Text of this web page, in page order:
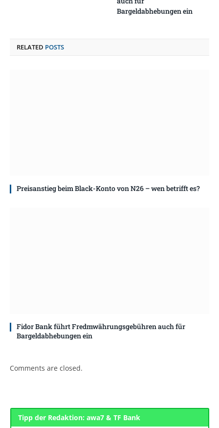
Bargeldabhebungen ein
RELATED POSTS
Preisanstieg beim Black-Konto von N26 – wen betrifft es?
Fidor Bank führt Fredmwährungsgebühren auch für
Bargeldabhebungen ein
Comments are closed.
Tipp der Redaktion: awa7 & TF Bank